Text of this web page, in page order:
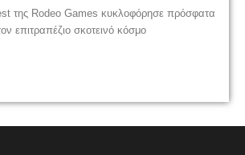
της Rodeo Games κυκλοφόρησε πρόσφατα
επιτραπέζιο σκοτεινό κόσμο